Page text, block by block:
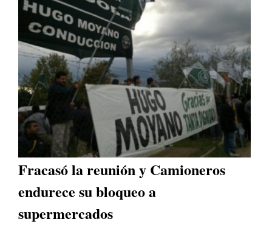
Fracasó la reunión y Camioneros
endurece su bloqueo a
supermercados